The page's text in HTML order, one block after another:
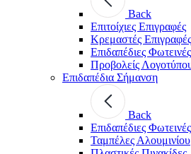
Back
Επιτοίχιες Επιγραφές
Κρεμαστές Επιγραφές
Επιδαπέδιες
Προβολείς
Επιδαπέδια Σήμανση
Back
Επιδαπέδιες
Ταμπέλες Αλουμινίου